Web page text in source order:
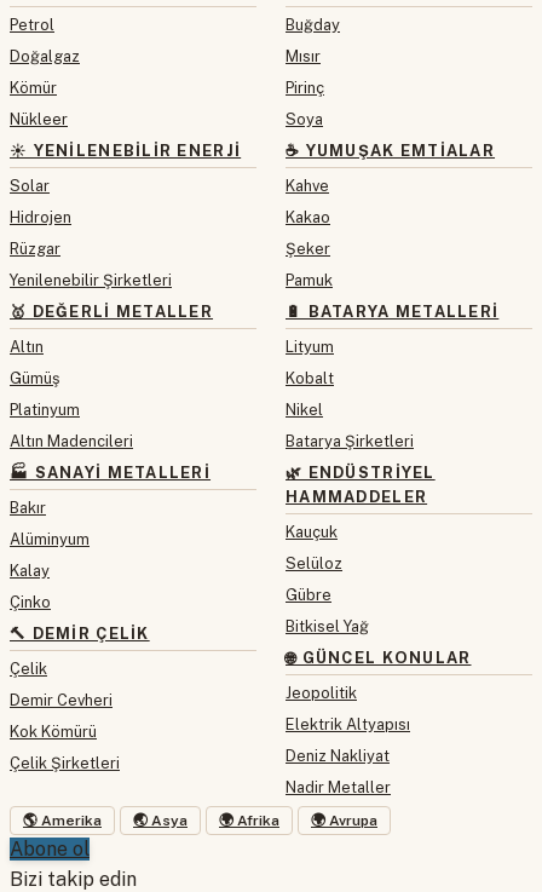
Petrol
Doğalgaz
Kömür
Nükleer
☀️ YENILENEBILIR ENERJI
Solar
Hidrojen
Rüzgar
Yenilenebilir Şirketleri
🥇 DEĞERLI METALLER
Altın
Gümüş
Platinyum
Altın Madencileri
🏭 SANAYI METALLERI
Bakır
Alüminyum
Kalay
Çinko
🔨 DEMIR ÇELIK
Çelik
Demir Cevheri
Kok Kömürü
Çelik Şirketleri
Buğday
Mısır
Pirinç
Soya
☕ YUMUŞAK EMTIALAR
Kahve
Kakao
Şeker
Pamuk
🔋 BATARYA METALLERI
Lityum
Kobalt
Nikel
Batarya Şirketleri
🌿 ENDÜSTRIYEL
HAMMADDELER
Kauçuk
Selüloz
Gübre
Bitkisel Yağ
🌐 GÜNCEL KONULAR
Jeopolitik
Elektrik Altyapısı
Deniz Nakliyat
Nadir Metaller
🌎 Amerika 🌏 Asya 🌍 Afrika 🌍 Avrupa
Abone ol
Bizi takip edin